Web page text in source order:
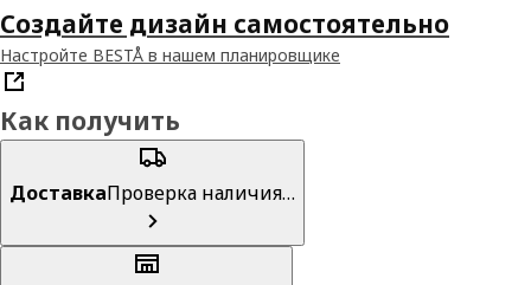
Создайте дизайн самостоятельно
Настройте BESTÅ в нашем планировщике
Как получить
ДоставкаПроверка наличия…